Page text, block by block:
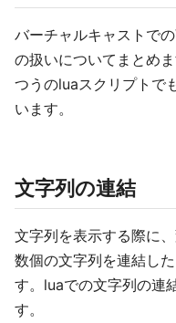
バーチャルキャストで
の扱いについてまとめ
つうのluaスクリプトで
います。
文字列の連結
文字列を表示する際に
数個の文字列を連結し
す。luaでの文字列の連
す。